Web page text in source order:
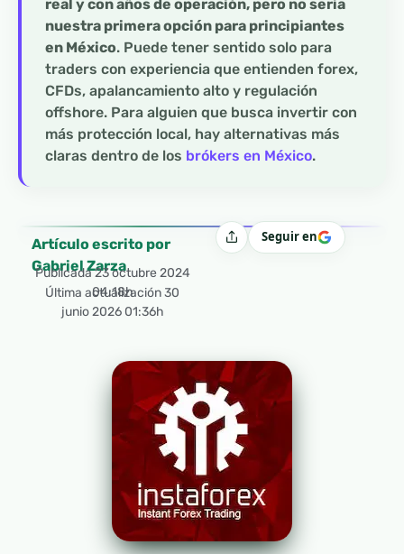
real y con años de operación, pero no sería
nuestra primera opción para principiantes
en México. Puede tener sentido solo para
traders con experiencia que entienden forex,
CFDs, apalancamiento alto y regulación
offshore. Para alguien que busca invertir con
más protección local, hay alternativas más
claras dentro de los brókers en México.
Artículo escrito por
Gabriel Zarza
Publicada23 octubre 2024
04:18h
Última actualización 30
junio 2026 01:36h
CompartirSeguir en